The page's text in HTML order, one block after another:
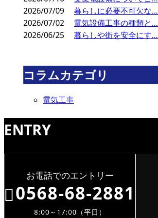
2026/07/09
暮らしに必要不可欠な…
2026/07/02
電気設備工事の種類と…
2026/06/25
暮らしや街を安全にす…
コラムカテゴリ
電気工事
ENTRY
お電話でのエントリー
0568-68-2881
8:00～17:00（平日）